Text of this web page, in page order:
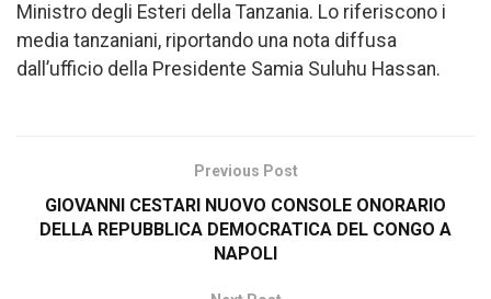
Ministro degli Esteri della Tanzania. Lo riferiscono i
media tanzaniani, riportando una nota diffusa
dall’ufficio della Presidente Samia Suluhu Hassan.
Previous Post
GIOVANNI CESTARI NUOVO CONSOLE ONORARIO
DELLA REPUBBLICA DEMOCRATICA DEL CONGO A
NAPOLI